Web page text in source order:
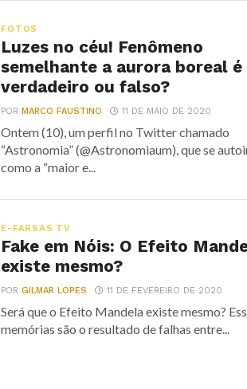
FOTOS
Luzes no céu! Fenômeno
semelhante a aurora boreal é
verdadeiro ou falso?
PORMARCO FAUSTINO 11 DE MAIO DE 2020
Ontem (10), um perfil no Twitter chamado
“Astronomia” (@Astronomiaum), que se
como a “maior e...
E-FARSAS TV
Fake em Nóis: O Efeito
existe mesmo?
PORGILMAR LOPES 11 DE FEVEREIRO DE 2020
Será que o Efeito Mandela existe mesmo?
memórias são o resultado de falhas entre...